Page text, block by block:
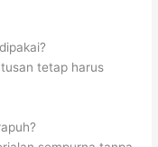
tetap harus